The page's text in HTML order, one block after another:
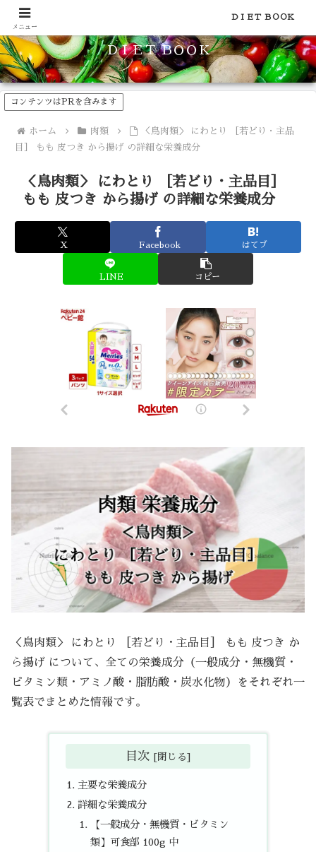
食品のカロリーや糖質などの栄養素がわかる！健康やダイエットに
ＤＩＥＴ ＢＯＯＫ
コンテンツはPRを含みます
ホーム 肉類
＜鳥肉類＞ にわとり ［若どり・主品
目］ もも 皮つき から揚げ の詳細な栄養成分
＜鳥肉類＞ にわとり ［若どり・主品目］
もも 皮つき から揚げ の詳細な栄養成分
X Facebook はてブ
LINE コピー
＜鳥肉類＞ にわとり ［若どり・主品目］ もも 皮つき か
ら揚げ について、全ての栄養成分（一般成分・無機質・
ビタミン類・アミノ酸・脂肪酸・炭水化物）をそれぞれ一
覧表でまとめた情報です。
目次
主要な栄養成分
詳細な栄養成分
【一般成分・無機質・ビタミン
類】可食部 100g 中
メニュー
ＤＩＥＴ ＢＯＯＫ